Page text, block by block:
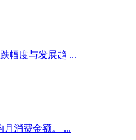
幅度与发展趋 ...
消费金额。 ...